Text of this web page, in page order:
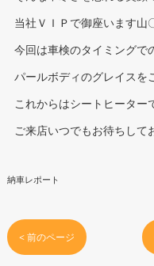
当社ＶＩＰで御座います山
今回は車検のタイミングで
パールボディのグレイスを
これからはシートヒーター
ご来店いつでもお待ちして
納車レポート
< 前のページ